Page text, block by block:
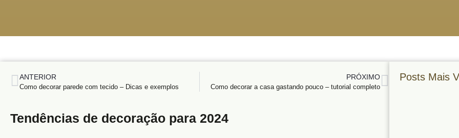
ANTERIOR
Como decorar parede com tecido – Dicas e exemplos
PRÓXIMO
Como decorar a casa gastando pouco – tutorial completo
Tendências de decoração para 2024
Posts Mais